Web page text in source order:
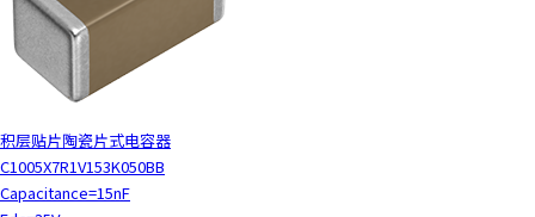
积层贴片陶瓷片式电容器
C1005X7R1V153K050BB
Capacitance=15nF